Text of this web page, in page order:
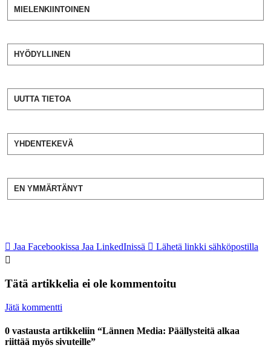
MIELENKIINTOINEN
HYÖDYLLINEN
UUTTA TIETOA
YHDENTEKEVÄ
EN YMMÄRTÄNYT
Jaa Facebookissa Jaa LinkedInissä Lähetä linkki sähköpostilla
Tätä artikkelia ei ole kommentoitu
Jätä kommentti
0 vastausta artikkeliin “Lännen Media: Päällysteitä alkaa
riittää myös sivuteille”